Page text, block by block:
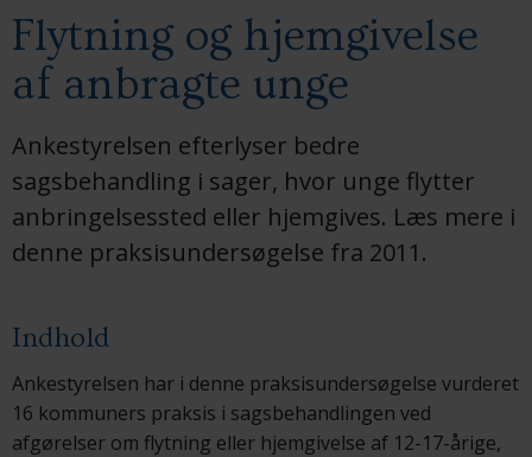
Flytning og hjemgivelse
af anbragte unge
Ankestyrelsen efterlyser bedre
sagsbehandling i sager, hvor unge flytter
anbringelsessted eller hjemgives. Læs mere i
denne praksisundersøgelse fra 2011.
Indhold
Ankestyrelsen har i denne praksisundersøgelse vurderet
16 kommuners praksis i sagsbehandlingen ved
afgørelser om flytning eller hjemgivelse af 12-17-årige,